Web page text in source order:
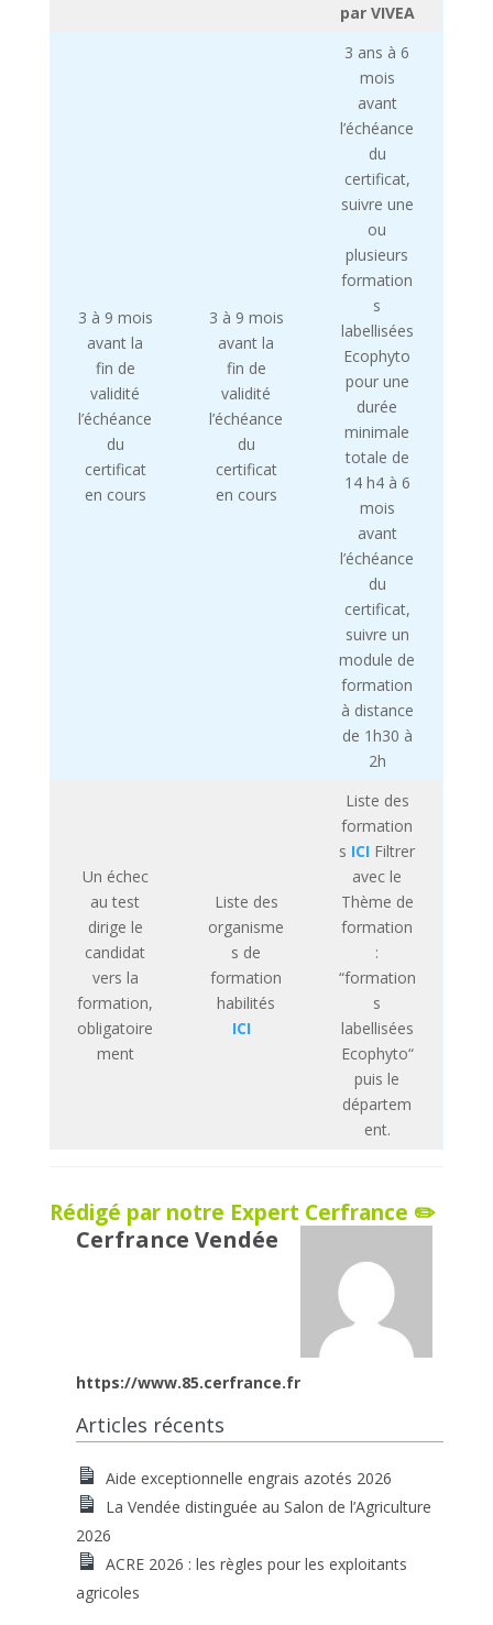
par VIVEA
3 à 9 mois
avant la
fin de
validité
l’échéance
du
certificat
en cours
3 à 9 mois
avant la
fin de
validité
l’échéance
du
certificat
en cours
3 ans à 6
mois
avant
l’échéance
du
certificat,
suivre une
ou
plusieurs
formation
s
labellisées
Ecophyto
pour une
durée
minimale
totale de
14 h4 à 6
mois
avant
l’échéance
du
certificat,
suivre un
module de
formation
à distance
de 1h30 à
2h
Un échec
au test
dirige le
candidat
vers la
formation,
obligatoire
ment
Liste des
organisme
s de
formation
habilités
ICI
Liste des
formation
s ICI Filtrer
avec le
Thème de
formation
:
“formation
s
labellisées
Ecophyto“
puis le
départem
ent.
Rédigé par notre Expert Cerfrance ✏️
Cerfrance Vendée
https://www.85.cerfrance.fr
Articles récents
Aide exceptionnelle engrais azotés 2026
La Vendée distinguée au Salon de l’Agriculture
2026
ACRE 2026 : les règles pour les exploitants
agricoles